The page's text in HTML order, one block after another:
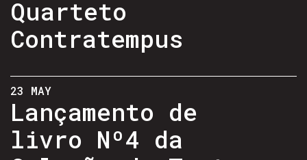
Quarteto
Contratempus
23 MAY
Lançamento de
livro Nº4 da